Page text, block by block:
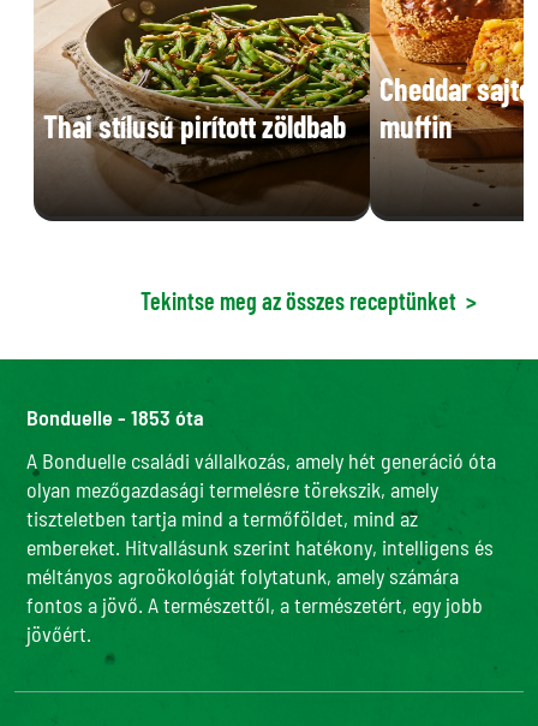
Thai stílusú pirított zöldbab
Cheddar
muffin
Tekintse meg az összes receptünket >
Bonduelle - 1853 óta
A Bonduelle családi vállalkozás, amely hét generáció óta
olyan mezőgazdasági termelésre törekszik, amely
tiszteletben tartja mind a termőföldet, mind az
embereket. Hitvallásunk szerint hatékony, intelligens és
méltányos agroökológiát folytatunk, amely számára
fontos a jövő. A természettől, a természetért, egy jobb
jövőért.